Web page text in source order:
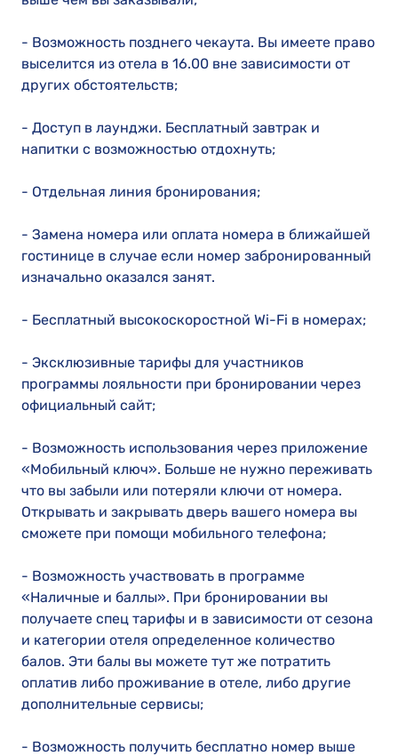
- Возможность позднего чекаута. Вы имеете право
выселится из отела в 16.00 вне зависимости от
других обстоятельств;
- Доступ в лаунджи. Бесплатный завтрак и
напитки с возможностью отдохнуть;
- Отдельная линия бронирования;
- Замена номера или оплата номера в ближайшей
гостинице в случае если номер забронированный
изначально оказался занят.
- Бесплатный высокоскоростной Wi-Fi в номерах;
- Эксклюзивные тарифы для участников
программы лояльности при бронировании через
официальный сайт;
- Возможность использования через приложение
«Мобильный ключ». Больше не нужно переживать
что вы забыли или потеряли ключи от номера.
Открывать и закрывать дверь вашего номера вы
сможете при помощи мобильного телефона;
- Возможность участвовать в программе
«Наличные и баллы». При бронировании вы
получаете спец тарифы и в зависимости от сезона
и категории отеля определенное количество
балов. Эти балы вы можете тут же потратить
оплатив либо проживание в отеле, либо другие
дополнительные сервисы;
- Возможность получить бесплатно номер выше